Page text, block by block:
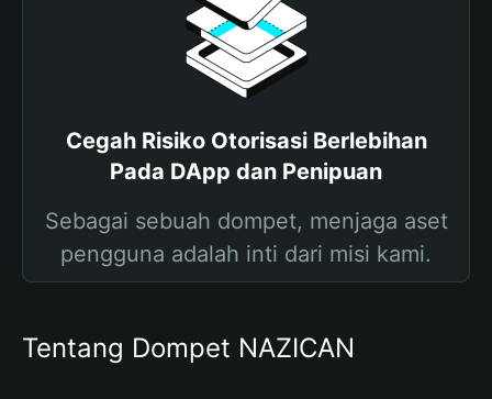
Cegah Risiko Otorisasi Berlebihan
Pada DApp dan Penipuan
Sebagai sebuah dompet, menjaga aset
pengguna adalah inti dari misi kami.
Tentang Dompet NAZICAN